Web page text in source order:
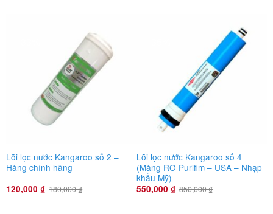
Lõi lọc nước Kangaroo số 2 –
Hàng chính hãng
120,000 ₫ 180,000₫
Lõi lọc nước Kangaroo số 4
(Màng RO Purifim – USA – Nhập
khẩu Mỹ)
550,000 ₫ 850,000₫